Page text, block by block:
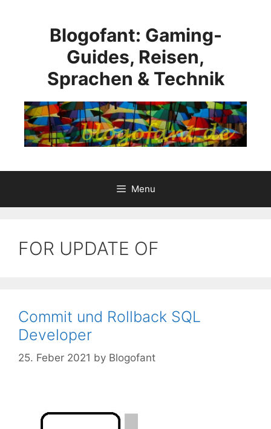
Blogofant: Gaming-
Guides, Reisen,
Sprachen & Technik
Menu
FOR UPDATE OF
Commit und Rollback SQL
Developer
25. Feber 2021 by Blogofant